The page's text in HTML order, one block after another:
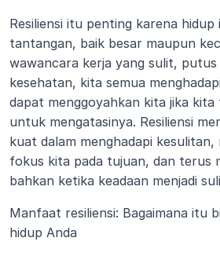
Resiliensi itu penting karena hidup
tantangan, baik besar maupun
wawancara kerja yang sulit,
kesehatan, kita semua
dapat menggoyahkan kita jika kita
untuk mengatasinya. Resiliensi
kuat dalam menghadapi
fokus kita pada tujuan, dan terus
bahkan ketika keadaan menjadi
Manfaat resiliensi: Bagaimana itu
hidup Anda